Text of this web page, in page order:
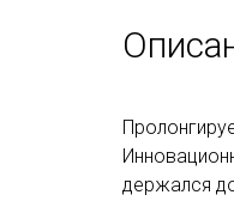
держался